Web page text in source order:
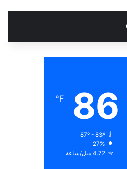
الوضع المظلم
86
℉
87º - 83º
27%
4.72 ميل/ساعة